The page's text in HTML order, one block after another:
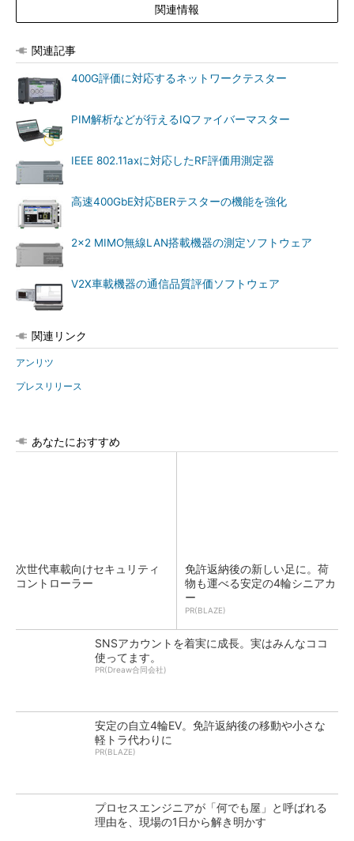
関連情報
関連記事
400G評価に対応するネットワークテスター
PIM解析などが行えるIQファイバーマスター
IEEE 802.11axに対応したRF評価用測定器
高速400GbE対応BERテスターの機能を強化
2x2 MIMO無線LAN搭載機器の測定ソフトウェア
V2X車載機器の通信品質評価ソフトウェア
関連リンク
アンリツ
プレスリリース
あなたにおすすめ
次世代車載向けセキュリティ
コントローラー
免許返納後の新しい足に。荷
物も運べる安定の4輪シニアカ
ー
PR(BLAZE)
SNSアカウントを着実に成長。実はみんなココ
使ってます。
PR(Dreaw合同会社)
安定の自立4輪EV。免許返納後の移動や小さな
軽トラ代わりに
PR(BLAZE)
プロセスエンジニアが「何でも屋」と呼ばれる
理由を、現場の1日から解き明かす